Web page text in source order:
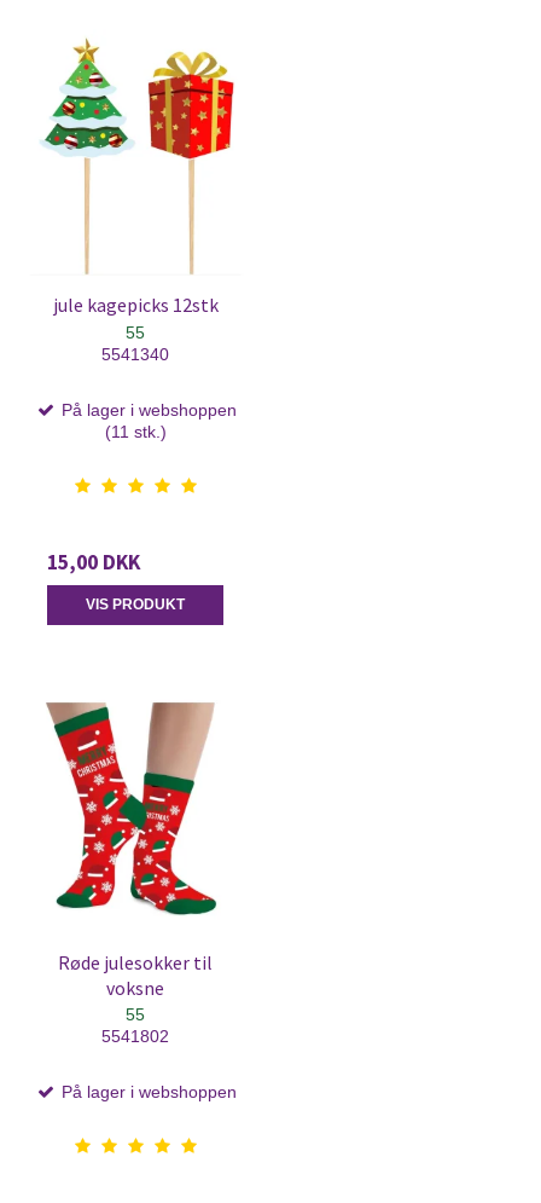
jule kagepicks 12stk
55
5541340
På lager i webshoppen
(11 stk.)
15,00 DKK
VIS PRODUKT
Røde julesokker til
voksne
55
5541802
På lager i webshoppen